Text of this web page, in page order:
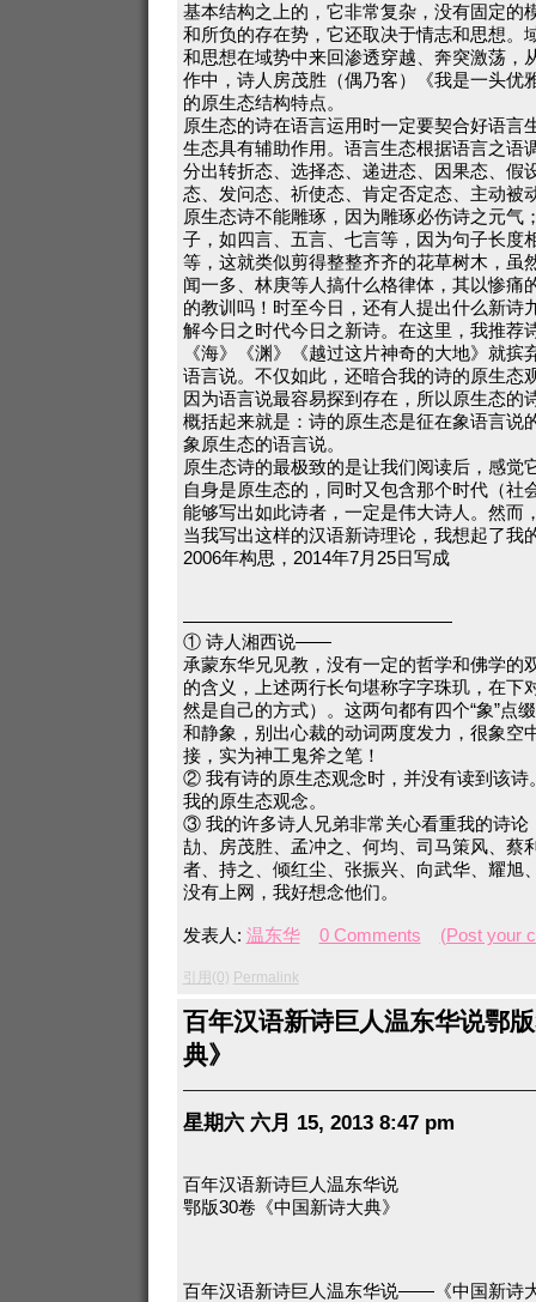
基本结构之上的，它非常复杂，没有固定的
和所负的存在势，它还取决于情志和思想。
和思想在域势中来回渗透穿越、奔突激荡，
作中，诗人房茂胜（偶乃客）《我是一头优
的原生态结构特点。
原生态的诗在语言运用时一定要契合好语言
生态具有辅助作用。语言生态根据语言之语
分出转折态、选择态、递进态、因果态、假
态、发问态、祈使态、肯定否定态、主动被
原生态诗不能雕琢，因为雕琢必伤诗之元气
子，如四言、五言、七言等，因为句子长度
等，这就类似剪得整整齐齐的花草树木，虽
闻一多、林庚等人搞什么格律体，其以惨痛
的教训吗！时至今日，还有人提出什么新诗
解今日之时代今日之新诗。在这里，我推荐
《海》《渊》《越过这片神奇的大地》就
语言说。不仅如此，还暗合我的诗的原生态
因为语言说最容易探到存在，所以原生态的
概括起来就是：诗的原生态是征在象语言说
象原生态的语言说。
原生态诗的最极致的是让我们阅读后，感觉
自身是原生态的，同时又包含那个时代（社
能够写出如此诗者，一定是伟大诗人。然而
当我写出这样的汉语新诗理论，我想起了我
2006年构思，2014年7月25日写成
———————————————
① 诗人湘西说——
承蒙东华兄见教，没有一定的哲学和佛学的
的含义，上述两行长句堪称字字珠玑，在下
然是自己的方式）。这两句都有四个“象”点
和静象，别出心裁的动词两度发力，很象空
接，实为神工鬼斧之笔！
② 我有诗的原生态观念时，并没有读到该诗
我的原生态观念。
③ 我的许多诗人兄弟非常关心看重我的诗论
劼、房茂胜、孟冲之、何均、司马策风、蔡
者、持之、倾红尘、张振兴、向武华、耀旭
没有上网，我好想念他们。
发表人: 温东华 0 Comments (Post your
引用(0) Permalink
百年汉语新诗巨人温东华说鄂
典》
星期六 六月 15, 2013 8:47 pm
百年汉语新诗巨人温东华说
鄂版30卷《中国新诗大典》
百年汉语新诗巨人温东华说——《中国新诗